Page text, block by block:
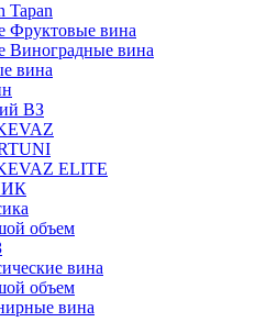
Tapan
Фруктовые вина
Виноградные вина
вина
ВЗ
ELITE
объем
вина
объем
вина